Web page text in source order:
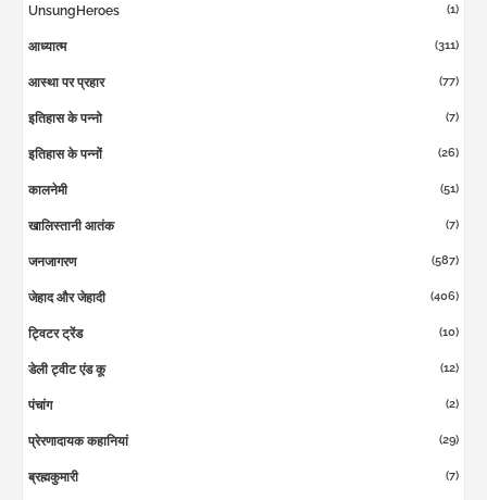
UnsungHeroes (1)
आध्यात्म (311)
आस्था पर प्रहार (77)
इतिहास के पन्नो (7)
इतिहास के पन्नों (26)
कालनेमी (51)
खालिस्तानी आतंक (7)
जनजागरण (587)
जेहाद और जेहादी (406)
ट्विटर ट्रेंड (10)
डेली ट्वीट एंड कू (12)
पंचांग (2)
प्रेरणादायक कहानियां (29)
ब्रह्मकुमारी (7)